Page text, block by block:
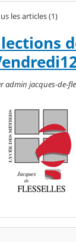
les articles (1)
admin jacques-de-